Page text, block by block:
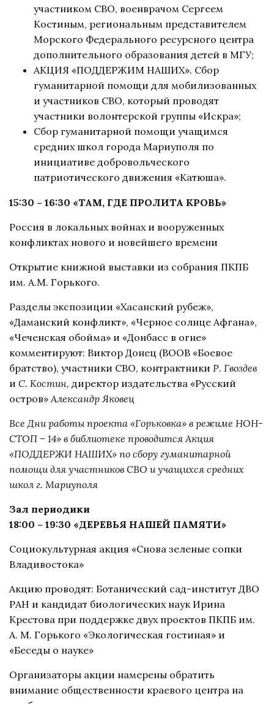
участником СВО, военврачом Сергеем
Костиным, региональным представителем
Морского Федерального ресурсного центра
дополнительного образования детей в МГУ;
АКЦИЯ «ПОДДЕРЖИМ НАШИХ». Сбор
гуманитарной помощи для мобилизованных
и участников СВО, который проводят
участники волонтерской группы «Искра»;
Сбор гуманитарной помощи учащимся
средних школ города Мариуполя по
инициативе добровольческого
патриотического движения «Катюша».
15:30 – 16:30 «ТАМ, ГДЕ ПРОЛИТА КРОВЬ»
Россия в локальных войнах и вооруженных
конфликтах нового и новейшего времени
Открытие книжной выставки из собрания ПКПБ
им. А.М. Горького.
Разделы экспозиции «Хасанский рубеж»,
«Даманский конфликт», «Черное солнце Афгана»,
«Чеченская обойма» и «Донбасс в огне»
комментируют: Виктор Донец (ВООВ «Боевое
братство), участники СВО, контрактники Р. Гвоздев
и С. Костин, директор издательства «Русский
остров» Александр Яковец
Все Дни работы проекта «Горьковка» в режиме НОН-
СТОП – 14» в библиотеке проводится Акция
«ПОДДЕРЖИ НАШИХ» по сбору гуманитарной
помощи для участников СВО и учащихся средних
школ г. Мариуполя
Зал периодики
18:00 – 19:30 «ДЕРЕВЬЯ НАШЕЙ ПАМЯТИ»
Социокультурная акция «Снова зеленые сопки
Владивостока»
Акцию проводят: Ботанический сад-институт ДВО
РАН и кандидат биологических наук Ирина
Крестова при поддержке двух проектов ПКПБ им.
А. М. Горького «Экологическая гостиная» и
«Беседы о науке»
Организаторы акции намерены обратить
внимание общественности краевого центра на